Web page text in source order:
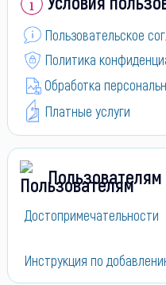
Пользовательское
Политика
Обработка
Платные услуги
Пользователям
Достопримечательности
Инструкция по